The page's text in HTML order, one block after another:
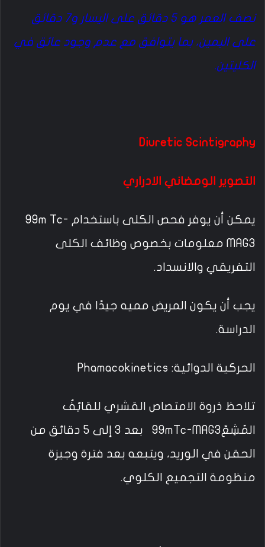
نصف العمر هو 5 دقائق على اليسار و7 دقائق
على اليمين، بما يتوافق مع عدم وجود عائق في
الكليتين.
Diuretic Scintigraphy
التصوير الومضاني الادراري
يمكن أن يوفر فحص الكلى باستخدام 99m Tc-
MAG3 معلومات بخصوص وظائف الكلى
التفريقي والانسداد.
يجب أن يكون المريض مميه جيدًا في يوم
الدراسة.
الحركية الدوائية: Phamacokinetics
تلاحظ ذروة الامتصاص القشري للقائِفٌ
المُشِعّ99mTc-MAG3 بعد 3 إلى 5 دقائق من
الحقن في الوريد، ويتبعه بعد فترة وجيزة
منظومة التجميع الكلوي.